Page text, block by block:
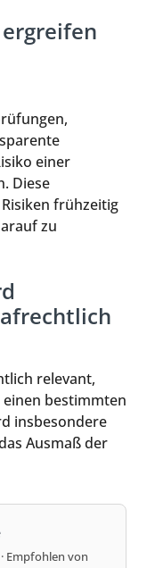
einer
Diese
frühzeitig
zu
relevant,
bestimmten
insbesondere
Ausmaß der
Empfohlen von